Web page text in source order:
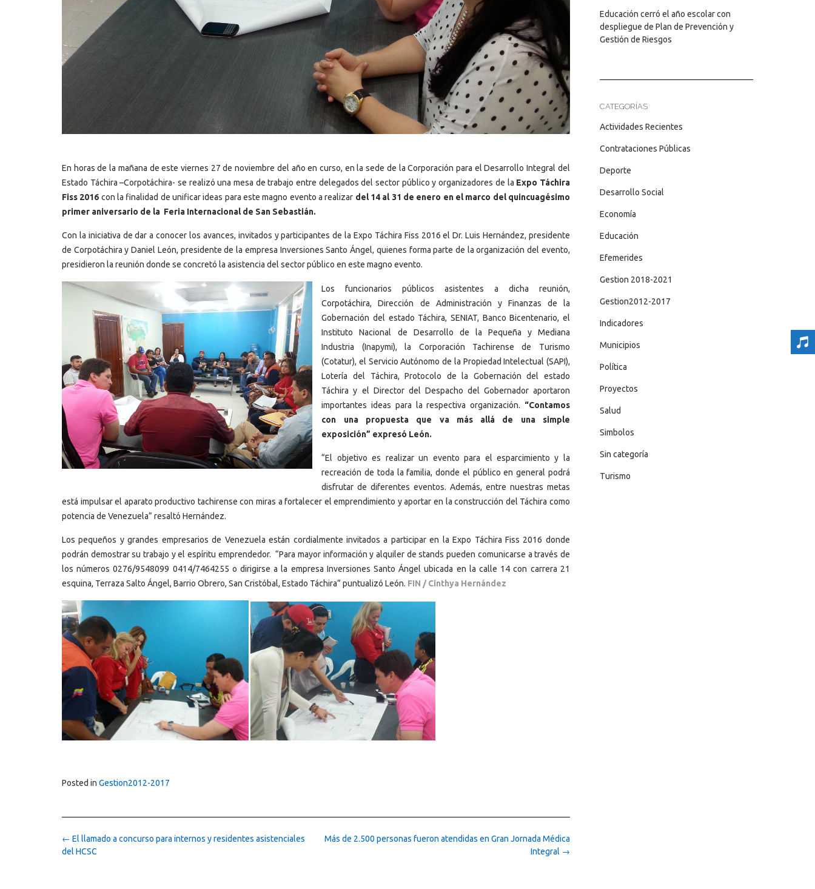
En horas de la mañana de este viernes 27 de noviembre del año en curso, en la sede de la Corporación para el Desarrollo Integral del
Estado Táchira –Corpotáchira- se realizó una mesa de trabajo entre delegados del sector público y organizadores de la Expo Táchira
Fiss 2016 con la finalidad de unificar ideas para este magno evento a realizar del 14 al 31 de enero en el marco del quincuagésimo
primer aniversario de la Feria Internacional de San Sebastián.
Con la iniciativa de dar a conocer los avances, invitados y participantes de la Expo Táchira Fiss 2016 el Dr. Luis Hernández, presidente
de Corpotáchira y Daniel León, presidente de la empresa Inversiones Santo Ángel, quienes forma parte de la organización del evento,
presidieron la reunión donde se concretó la asistencia del sector público en este magno evento.
Los funcionarios públicos asistentes a dicha reunión,
Corpotáchira, Dirección de Administración y Finanzas de la
Gobernación del estado Táchira, SENIAT, Banco Bicentenario, el
Instituto Nacional de Desarrollo de la Pequeña y Mediana
Industria (Inapymi), la Corporación Tachirense de Turismo
(Cotatur), el Servicio Autónomo de la Propiedad Intelectual (SAPI),
Lotería del Táchira, Protocolo de la Gobernación del estado
Táchira y el Director del Despacho del Gobernador aportaron
importantes ideas para la respectiva organización. “Contamos
con una propuesta que va más allá de una simple
exposición” expresó León.
“El objetivo es realizar un evento para el esparcimiento y la
recreación de toda la familia, donde el público en general podrá
disfrutar de diferentes eventos. Además, entre nuestras metas
está impulsar el aparato productivo tachirense con miras a fortalecer el emprendimiento y aportar en la construcción del Táchira como
potencia de Venezuela” resaltó Hernández.
Los pequeños y grandes empresarios de Venezuela están cordialmente invitados a participar en la Expo Táchira Fiss 2016 donde
podrán demostrar su trabajo y el espíritu emprendedor. “Para mayor información y alquiler de stands pueden comunicarse a través de
los números 0276/9548099 0414/7464255 o dirigirse a la empresa Inversiones Santo Ángel ubicada en la calle 14 con carrera 21
esquina, Terraza Salto Ángel, Barrio Obrero, San Cristóbal, Estado Táchira” puntualizó León. FIN / Cinthya Hernández
Posted in Gestion2012-2017
Post
navigation
Más de 2.500 personas fueron atendidas en Gran Jornada Médica
Integral →
← El llamado a concurso para internos y residentes asistenciales
del HCSC
Educación cerró el año escolar con
despliegue de Plan de Prevención y
Gestión de Riesgos
CATEGORÍAS
Actividades Recientes
Contrataciones Públicas
Deporte
Desarrollo Social
Economía
Educación
Efemerides
Gestion 2018-2021
Gestion2012-2017
Indicadores
Municipios
Política
Proyectos
Salud
Simbolos
Sin categoría
Turismo